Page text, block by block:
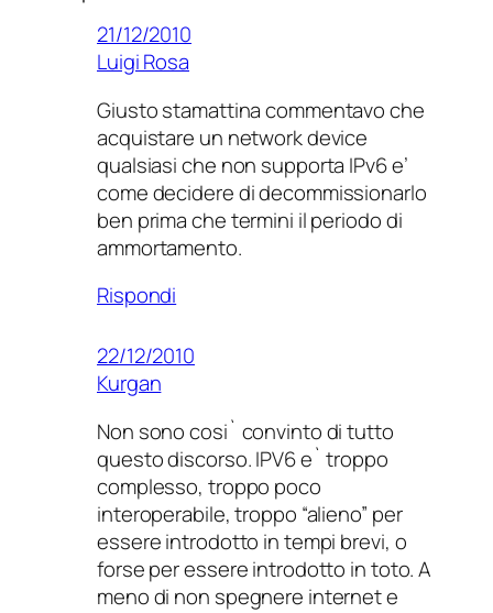
21/12/2010
Luigi Rosa
Giusto stamattina commentavo che
acquistare un network device
qualsiasi che non supporta IPv6 e’
come decidere di decommissionarlo
ben prima che termini il periodo di
ammortamento.
Rispondi
22/12/2010
Kurgan
Non sono cosi` convinto di tutto
questo discorso. IPV6 e` troppo
complesso, troppo poco
interoperabile, troppo “alieno” per
essere introdotto in tempi brevi, o
forse per essere introdotto in toto. A
meno di non spegnere internet e